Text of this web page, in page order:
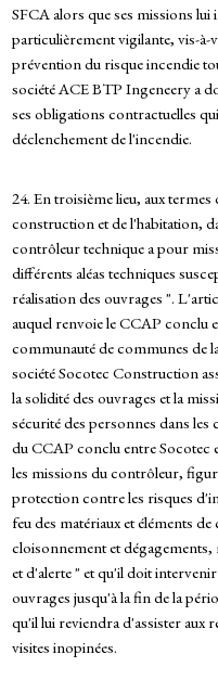
SFCA alors que ses missions
particulièrement vigilante, vis-à-
prévention du risque incendie
société ACE BTP Ingeneery a
ses obligations contractuelles
déclenchement de l'incendie.
24. En troisième lieu, aux
construction et de l'habitation,
contrôleur technique a pour
différents aléas techniques
réalisation des ouvrages ".
auquel renvoie le CCAP conclu
communauté de communes de
société Socotec Construction
la solidité des ouvrages et la
sécurité des personnes dans
du CCAP conclu entre Socotec
les missions du contrôleur,
protection contre les risques
feu des matériaux et éléments
cloisonnement et
et d'alerte " et qu'il doit
ouvrages jusqu'à la fin de la
qu'il lui reviendra d'assister aux
visites inopinées.